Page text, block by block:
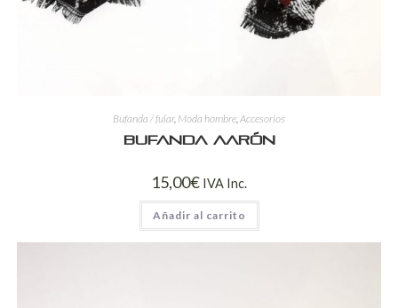
Bufanda / fular, Moda hombre,Accesorios
Bufanda Aarón
15,00€ IVA Inc.
Añadir al carrito